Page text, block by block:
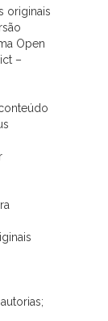
originais
Open
–